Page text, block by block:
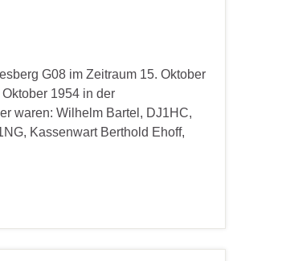
G08 im Zeitraum 15. Oktober
1954 in der
waren: Wilhelm Bartel, DJ1HC,
Kassenwart Berthold Ehoff,